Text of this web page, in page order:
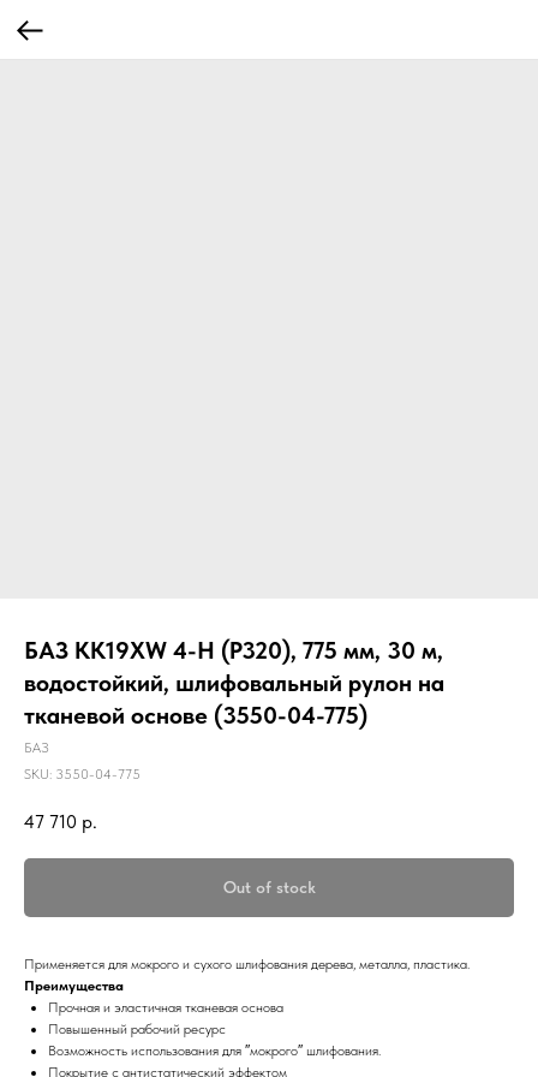
БАЗ KK19XW 4-H (Р320), 775 мм, 30 м,
водостойкий, шлифовальный рулон на
тканевой основе (3550-04-775)
БАЗ
SKU: 3550-04-775
47 710 р.
Out of stock
Применяется для мокрого и сухого шлифования дерева, металла, пластика.
Преимущества
Прочная и эластичная тканевая основа
Повышенный рабочий ресурс
Возможность использования для ″мокрого″ шлифования.
Покрытие с антистатический эффектом